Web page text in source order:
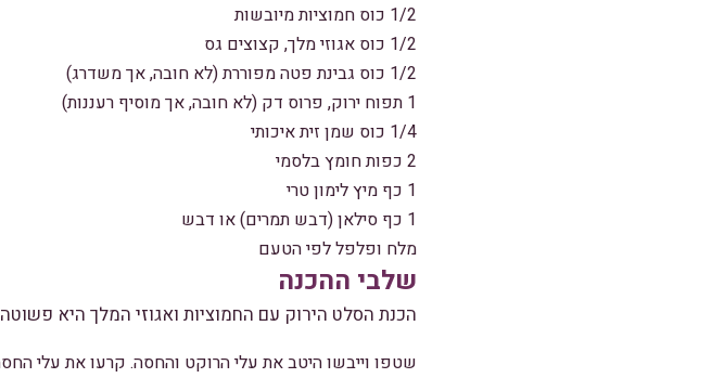
1/2 כוס חמוציות מיובשות
1/2 כוס אגוזי מלך, קצוצים גס
1/2 כוס גבינת פטה מפוררת (לא חובה, אך משדרג)
1 תפוח ירוק, פרוס דק (לא חובה, אך מוסיף רעננות)
1/4 כוס שמן זית איכותי
2 כפות חומץ בלסמי
1 כף מיץ לימון טרי
1 כף סילאן (דבש תמרים) או דבש
מלח ופלפל לפי הטעם
שלבי ההכנה
הכנת הסלט הירוק עם החמוציות ואגוזי המלך היא
שטפו וייבשו היטב את עלי הרוקט והחסה. קרעו את עלי